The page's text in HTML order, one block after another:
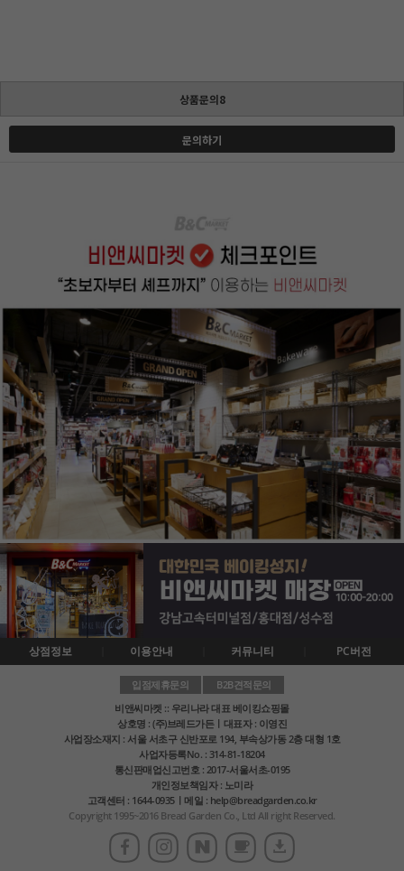
상품문의8
문의하기
상점정보 이용안내 커뮤니티 PC버전
입점제휴문의
B2B견적문의
비앤씨마켓 :: 우리나라 대표 베이킹쇼핑몰
상호명 : (주)브레드가든ㅣ대표자 : 이영진
사업장소재지 : 서울 서초구 신반포로 194, 부속상가동 2층 대형 1호
사업자등록No. : 314-81-18204
통신판매업신고번호 : 2017-서울서초-0195
개인정보책임자 : 노미라
고객센터 : 1644-0935ㅣ메일 : help@breadgarden.co.kr
Copyright 1995~2016 Bread Garden Co., Ltd All right Reserved.